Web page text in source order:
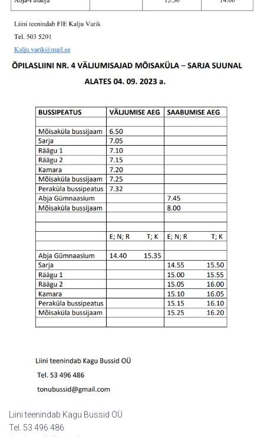
Liini teenindab Kagu Bussid OÜ
Tel. 53 496 486